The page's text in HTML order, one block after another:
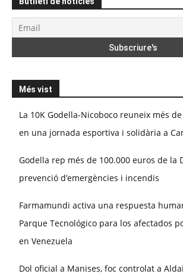
Més vist
La 10K Godella-Nicoboco reuneix més
en una jornada esportiva i solidària a
Godella rep més de 100.000 euros de la
prevenció d’emergències i incendis
Farmamundi activa una respuesta
Parque Tecnológico para los afectados
en Venezuela
Dol oficial a Manises, foc controlat a